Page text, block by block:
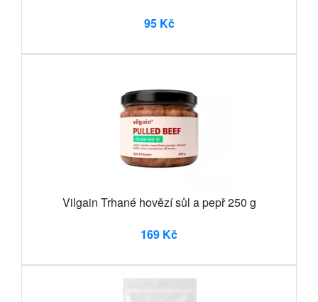
95 Kč
Vilgain Trhané hovězí sůl a pepř 250 g
169 Kč